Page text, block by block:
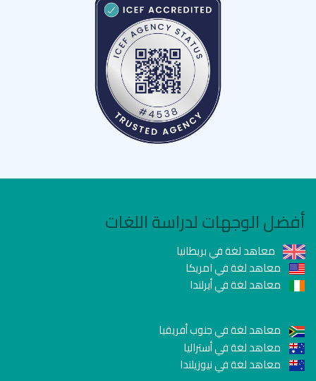
أفضل الوجهات لدراسة اللغات
معاهد لغة في بريطانيا
معاهد لغة في امريكا
معاهد لغة في أيرلندا
معاهد لغة في جنوب أفريقيا
معاهد لغة في أستراليا
معاهد لغة في نيوزيلندا